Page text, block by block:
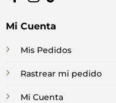
Mi Cuenta
Mis Pedidos
Rastrear mi pedido
Mi Cuenta